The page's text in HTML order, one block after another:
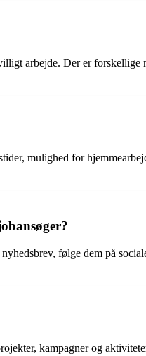
arbejde. Der er
mulighed for
følge dem på
kampagner og